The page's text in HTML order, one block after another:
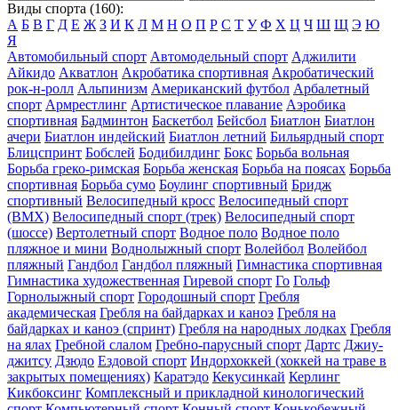
Виды спорта (160):
А Б В Г Д Е Ж З И К Л М Н О П Р С Т У Ф Х Ц Ч Ш Щ Э Ю
Я
Автомобильный спорт Автомодельный спорт Аджилити
Айкидо Акватлон Акробатика спортивная Акробатический
рок-н-ролл Альпинизм Американский футбол Арбалетный
спорт Армрестлинг Артистическое плавание Аэробика
спортивная Бадминтон Баскетбол Бейсбол Биатлон Биатлон
ачери Биатлон индейский Биатлон летний Бильярдный спорт
Блицспринт Бобслей Бодибилдинг Бокс Борьба вольная
Борьба греко-римская Борьба женская Борьба на поясах Борьба
спортивная Борьба сумо Боулинг спортивный Бридж
спортивный Велосипедный кросс Велосипедный спорт
(BMX) Велосипедный спорт (трек) Велосипедный спорт
(шоссе) Вертолетный спорт Водное поло Водное поло
пляжное и мини Воднолыжный спорт Волейбол Волейбол
пляжный Гандбол Гандбол пляжный Гимнастика спортивная
Гимнастика художественная Гиревой спорт Го Гольф
Горнолыжный спорт Городошный спорт Гребля
академическая Гребля на байдарках и каноэ Гребля на
байдарках и каноэ (спринт) Гребля на народных лодках Гребля
на ялах Гребной слалом Гребно-парусный спорт Дартс Джиу-
джитсу Дзюдо Ездовой спорт Индорхоккей (хоккей на траве в
закрытых помещениях) Каратэдо Кекусинкай Керлинг
Кикбоксинг Комплексный и прикладной кинологический